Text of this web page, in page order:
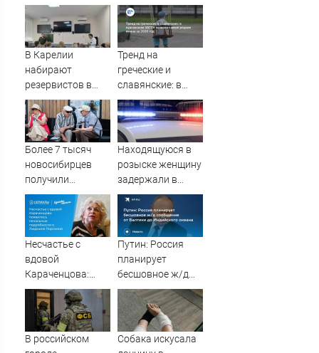
В Карелии
набирают
резервистов в
огневые группы
(ФОТО)
Тренд на
греческие и
славянские: в
курганском ЗАГСе
назвали самые
редкие имена за
2026 год
Более 7 тысяч
новосибирцев
получили
прибавку к
пенсии от СФР
Находящуюся в
розыске женщину
задержали в
Мурманске
Несчастье с
вдовой
Караченцова:
появились
печальные
подробности о
Людмиле
Путин: Россия
планирует
бесшовное ж/д
сообщение от
Балтики до
Индийского
океана
В российском
Собака искусала